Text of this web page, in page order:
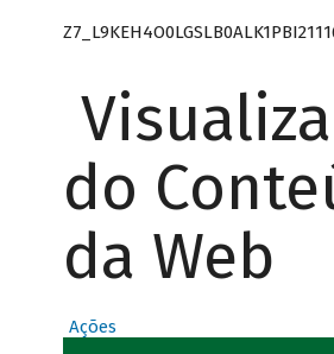
do
da Web
Ações